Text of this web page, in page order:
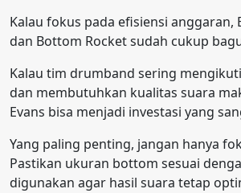
Kalau fokus pada efisiensi anggaran,
dan Bottom Rocket sudah cukup
Kalau tim drumband sering
dan membutuhkan kualitas suara
Evans bisa menjadi investasi yang
Yang paling penting, jangan hanya
Pastikan ukuran bottom sesuai
digunakan agar hasil suara tetap